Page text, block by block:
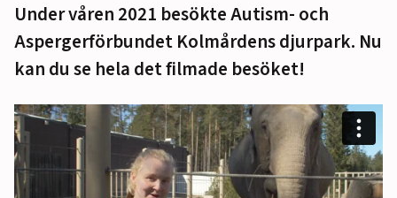
Under våren 2021 besökte Autism- och
Aspergerförbundet Kolmårdens djurpark. Nu
kan du se hela det filmade besöket!